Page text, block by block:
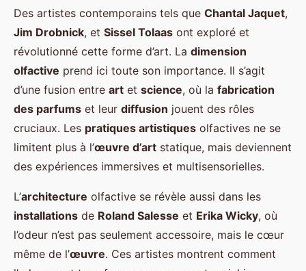
Des artistes contemporains tels que Chantal Jaquet,
Jim Drobnick, et Sissel Tolaas ont exploré et
révolutionné cette forme d’art. La dimension
olfactive prend ici toute son importance. Il s’agit
d’une fusion entre art et science, où la fabrication
des parfums et leur diffusion jouent des rôles
cruciaux. Les pratiques artistiques olfactives ne se
limitent plus à l’œuvre d’art statique, mais deviennent
des expériences immersives et multisensorielles.
L’architecture olfactive se révèle aussi dans les
installations de Roland Salesse et Erika Wicky, où
l’odeur n’est pas seulement accessoire, mais le cœur
même de l’œuvre. Ces artistes montrent comment